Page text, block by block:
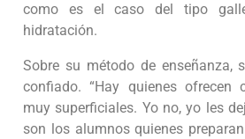
como es el caso del tipo
hidratación.
Sobre su método de enseñanza,
confiado. “Hay quienes ofrecen
muy superficiales. Yo no, yo les
son los alumnos quienes